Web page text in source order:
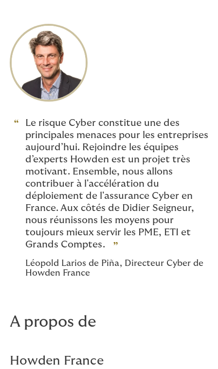
Le risque Cyber constitue une des
principales menaces pour les entreprises
aujourd’hui. Rejoindre les équipes
d’experts Howden est un projet très
motivant. Ensemble, nous allons
contribuer à l'accélération du
déploiement de l'assurance Cyber en
France. Aux côtés de Didier Seigneur,
nous réunissons les moyens pour
toujours mieux servir les PME, ETI et
Grands Comptes.
Léopold Larios de Piña, Directeur Cyber de
Howden France
A propos de
Howden France